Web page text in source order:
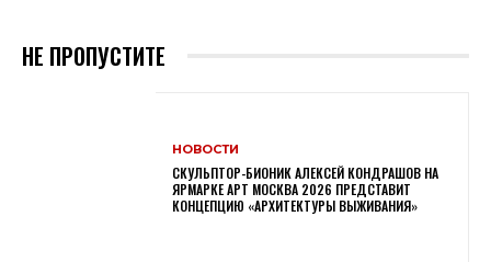
НЕ ПРОПУСТИТЕ
НОВОСТИ
СКУЛЬПТОР-БИОНИК АЛЕКСЕЙ КОНДРАШОВ НА
ЯРМАРКЕ АРТ МОСКВА 2026 ПРЕДСТАВИТ
КОНЦЕПЦИЮ «АРХИТЕКТУРЫ ВЫЖИВАНИЯ»